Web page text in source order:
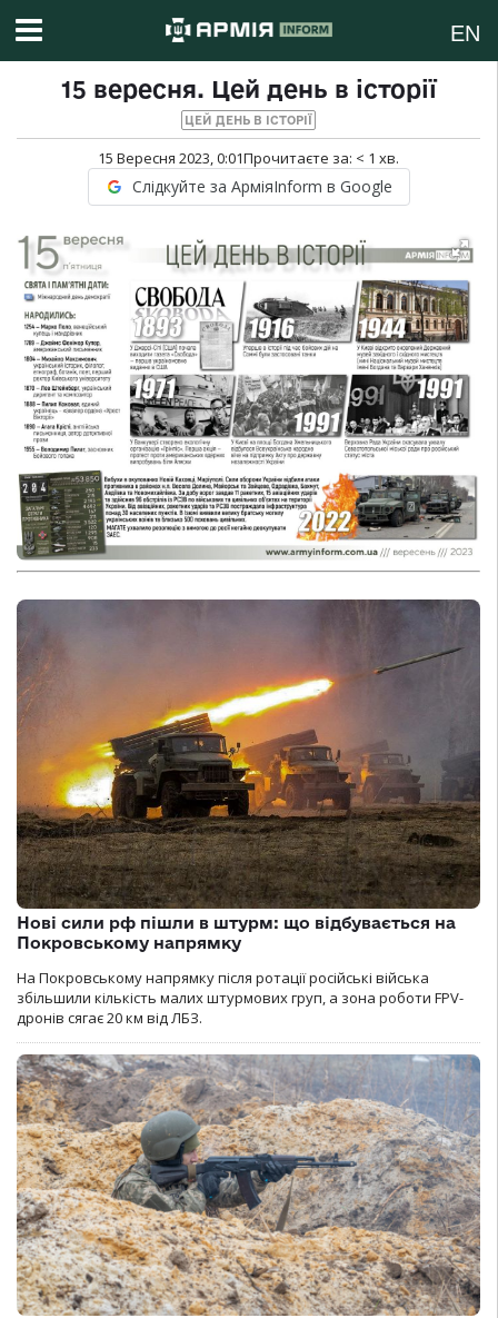
EN
15 вересня. Цей день в історії
ЦЕЙ ДЕНЬ В ІСТОРІЇ
15 Вересня 2023, 0:01Прочитаєте за: < 1 хв.
Слідкуйте за АрміяInform в Google
Нові сили рф пішли в штурм: що відбувається на
Покровському напрямку
На Покровському напрямку після ротації російські війська
збільшили кількість малих штурмових груп, а зона роботи FPV-
дронів сягає 20 км від ЛБЗ.